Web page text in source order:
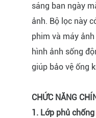
sáng ban ngày
ảnh. Bộ lọc này
phim và máy
hình ảnh sống
giúp bảo vệ ống
CHỨC NĂNG
1. Lớp phủ